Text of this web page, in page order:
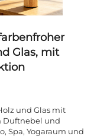
Glas, mit
und Glas mit
Duftnebel und
Spa, Yogaraum und